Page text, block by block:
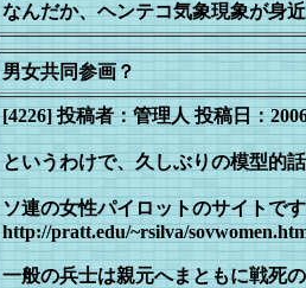
なんだか、ヘンテコ気象現象が身
男女共同参画？
[4226] 投稿者：管理人 投稿日：
というわけで、久しぶりの模型的
ソ連の女性パイロットのサイトで
http://pratt.edu/~rsilva/
一般の兵士は親元へまともに戦死